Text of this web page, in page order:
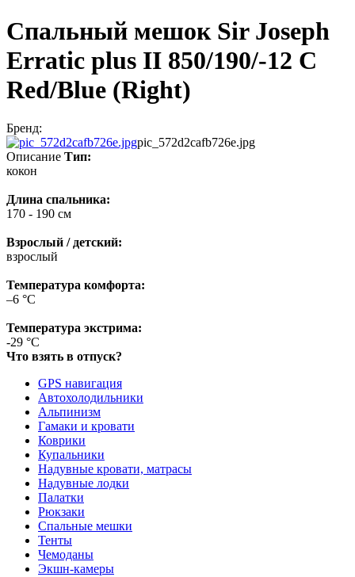
Спальный мешок Sir Joseph
Erratic plus II 850/190/-12 C
Red/Blue (Right)
Бренд:
pic_572d2cafb726e.jpg
Описание Тип:
кокон
Длина спальника:
170 - 190 см
Взрослый / детский:
взрослый
Температура комфорта:
–6 °С
Температура экстрима:
-29 °C
Что взять в отпуск?
GPS навигация
Автохолодильники
Альпинизм
Гамаки и кровати
Коврики
Купальники
Надувные кровати, матрасы
Надувные лодки
Палатки
Рюкзаки
Спальные мешки
Тенты
Чемоданы
Экшн-камеры